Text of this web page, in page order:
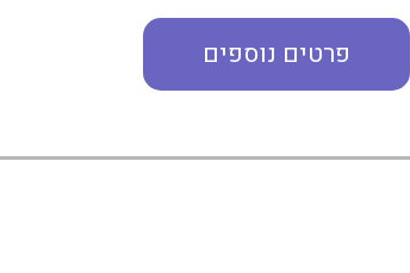
כבלי תקשורת ובקרה
פרטים נוספים